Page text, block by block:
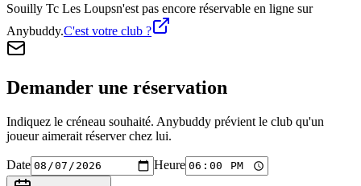
Souilly Tc Les Loupsn'est pas encore réservable en ligne sur
Anybuddy.C'est votre club ?
Demander une réservation
Indiquez le créneau souhaité. Anybuddy prévient le club qu'un
joueur aimerait réserver chez lui.
Date Heure